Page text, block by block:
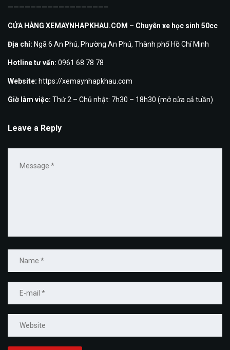
—————————————————–
CỬA HÀNG XEMAYNHAPKHAU.COM – Chuyên xe học sinh 50cc
Địa chỉ: Ngã 6 An Phú, Phường An Phú, Thành phố Hồ Chí Minh
Hotline tư vấn: 0961 68 78 78
Website: https://xemaynhapkhau.com
Giờ làm việc: Thứ 2 – Chủ nhật: 7h30 – 18h30 (mở cửa cả tuần)
Leave a Reply